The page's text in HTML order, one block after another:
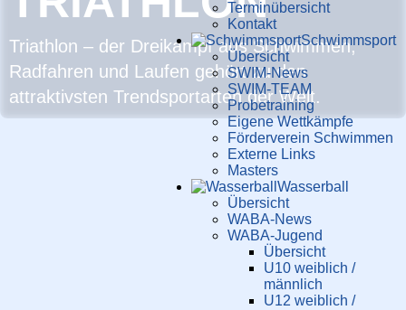
Terminübersicht
Kontakt
Schwimm­sport
Übersicht
SWIM-News
SWIM-TEAM
Probe­training
Eigene Wettkämpfe
Förderverein Schwimmen
Externe Links
Masters
Wasser­ball
Übersicht
WABA-News
WABA-Jugend
Übersicht
U10 weiblich /
männlich
U12 weiblich /
Triathlon – der Dreikampf aus Schwimmen,
Radfahren und Laufen gehört zu den
attraktivsten Trendsportarten der Welt.